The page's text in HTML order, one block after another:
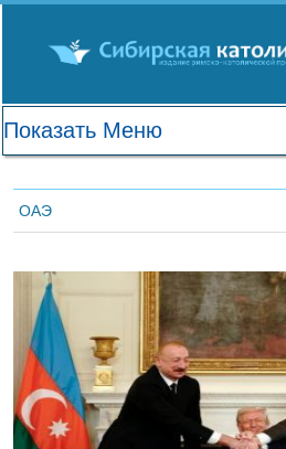
ОАЭ
ЛЕНТА НОВОСТЕЙ